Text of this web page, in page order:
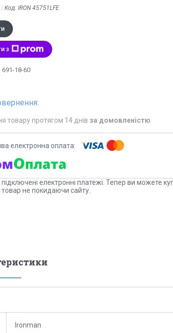
Код: IRON 45751LFE
з
691-18-60
товару протягом 14 днів за домовленістю
підключені електронні платежі. Тепер ви можете
не покидаючи сайту.
Ironman